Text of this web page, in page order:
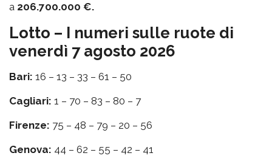
a 206.700.000 €.
Lotto – I numeri sulle ruote di
venerdì 7 agosto 2026
Bari: 16 – 13 – 33 – 61 – 50
Cagliari: 1 – 70 – 83 – 80 – 7
Firenze: 75 – 48 – 79 – 20 – 56
Genova: 44 – 62 – 55 – 42 – 41